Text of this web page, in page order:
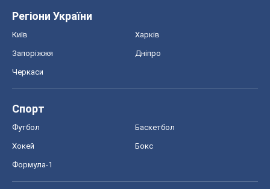
Регіони України
Київ Харків
Запоріжжя Дніпро
Черкаси
Спорт
Футбол Баскетбол
Хокей Бокс
Формула-1